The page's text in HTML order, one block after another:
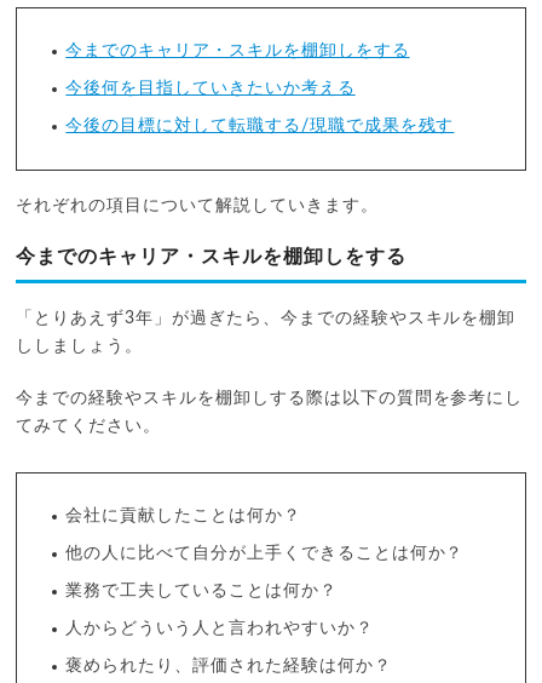
今までのキャリア・スキルを棚卸しをする
今後何を目指していきたいか考える
今後の目標に対して転職する/現職で成果を残す
それぞれの項目について解説していきます。
今までのキャリア・スキルを棚卸しをする
「とりあえず3年」が過ぎたら、今までの経験やスキルを棚卸
ししましょう。
今までの経験やスキルを棚卸しする際は以下の質問を参考にし
てみてください。
会社に貢献したことは何か？
他の人に比べて自分が上手くできることは何か？
業務で工夫していることは何か？
人からどういう人と言われやすいか？
褒められたり、評価された経験は何か？